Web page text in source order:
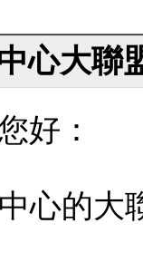
心大聯
好：
心的大